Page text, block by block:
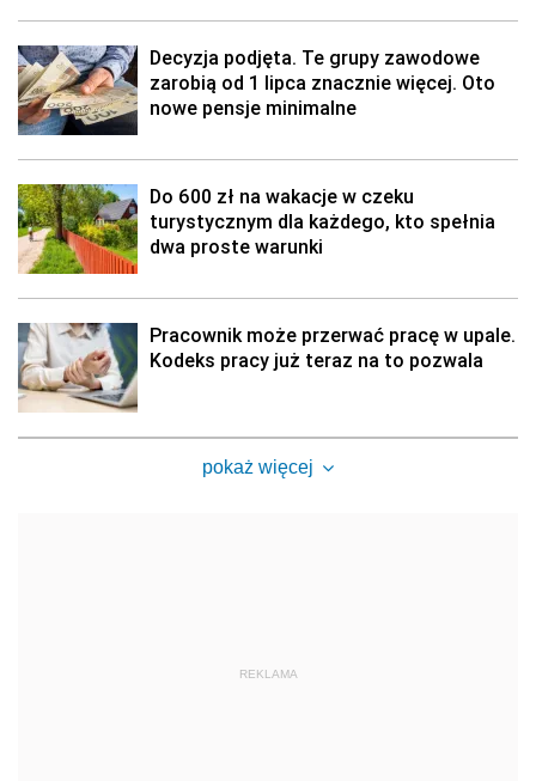
Decyzja podjęta. Te grupy zawodowe
zarobią od 1 lipca znacznie więcej. Oto
nowe pensje minimalne
Do 600 zł na wakacje w czeku
turystycznym dla każdego, kto spełnia
dwa proste warunki
Pracownik może przerwać pracę w upale.
Kodeks pracy już teraz na to pozwala
pokaż więcej
REKLAMA